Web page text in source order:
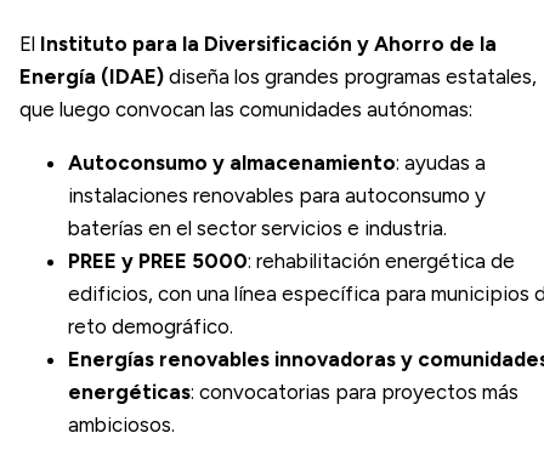
El Instituto para la Diversificación y Ahorro de la
Energía (IDAE) diseña los grandes programas estatales,
que luego convocan las comunidades autónomas:
Autoconsumo y almacenamiento: ayudas a
instalaciones renovables para autoconsumo y
baterías en el sector servicios e industria.
PREE y PREE 5000: rehabilitación energética de
edificios, con una línea específica para municipios
reto demográfico.
Energías renovables innovadoras y
energéticas: convocatorias para proyectos más
ambiciosos.